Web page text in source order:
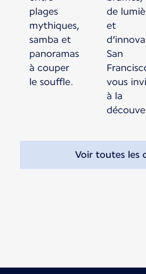
plages
mythiques,
samba et
panoramas
à couper
le souffle.
de
et
San
vous
à la
Voir toutes les